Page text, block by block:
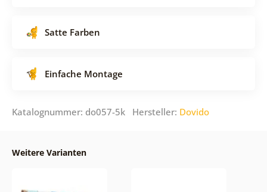
Satte Farben
Einfache Montage
Katalognummer: do057-5k Hersteller: Dovido
Weitere Varianten